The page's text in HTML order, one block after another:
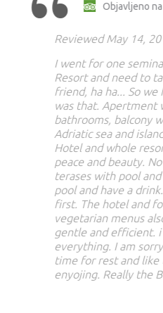
Objavljeno na
Reviewed May 14, 2015
I went for one seminar
Resort and need to
friend, ha ha... So we
was that. Apertment
bathrooms, balcony
Adriatic sea and island
Hotel and whole resort
peace and beauty. No
terases with pool and
pool and have a drink.
first. The hotel and food
vegetarian menus also.
gentle and efficient. i
everything. I am sorry
time for rest and like to
enyojing. Really the